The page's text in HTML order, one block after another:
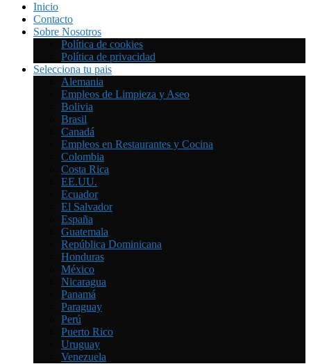
Inicio
Contacto
Sobre Nosotros
Política de cookies
Política de privacidad
Selecciona tu pais
Alemania
Empleos de Limpieza y Aseo
Bolivia
Brasil
Canadá
Empleos en Restaurantes y Cocina
Colombia
Costa Rica
EE.UU.
Ecuador
El Salvador
España
Guatemala
República Dominicana
Honduras
México
Nicaragua
Panamá
Paraguay
Perú
Puerto Rico
Uruguay
Venezuela